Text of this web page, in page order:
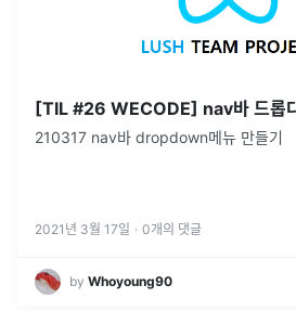
[TIL #26 WECODE] nav바 드롭
210317 nav바 dropdown메뉴 만들기
2021년 3월 17일 · 0개의 댓글
by Whoyoung90